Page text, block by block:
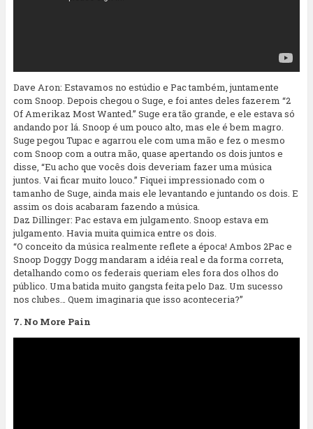
Dave Aron: Estavamos no estúdio e Pac também, juntamente
com Snoop. Depois chegou o Suge, e foi antes deles fazerem “2
Of Amerikaz Most Wanted.” Suge era tão grande, e ele estava só
andando por lá. Snoop é um pouco alto, mas ele é bem magro.
Suge pegou Tupac e agarrou ele com uma mão e fez o mesmo
com Snoop com a outra mão, quase apertando os dois juntos e
disse, “Eu acho que vocês dois deveriam fazer uma música
juntos. Vai ficar muito louco.” Fiquei impressionado com o
tamanho de Suge, ainda mais ele levantando e juntando os dois. E
assim os dois acabaram fazendo a música.
Daz Dillinger: Pac estava em julgamento. Snoop estava em
julgamento. Havia muita quimica entre os dois.
“O conceito da música realmente reflete a época! Ambos 2Pac e
Snoop Doggy Dogg mandaram a idéia real e da forma correta,
detalhando como os federais queriam eles fora dos olhos do
público. Uma batida muito gangsta feita pelo Daz. Um sucesso
nos clubes… Quem imaginaria que isso aconteceria?”
7. No More Pain